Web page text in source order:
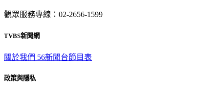
觀眾服務專線：02-2656-1599
TVBS新聞網
關於我們 56新聞台節目表
政策與隱私